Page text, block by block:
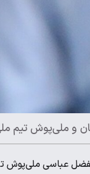
و ملی‌پوش تیم
عباسی ملی‌پوش